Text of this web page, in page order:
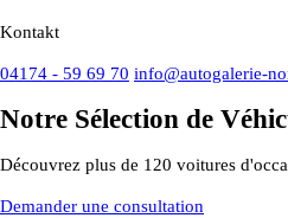
Kontakt
04174 - 59 69 70 info@autogalerie-
Notre Sélection de
Découvrez plus de 120 voitures
Demander une consultation